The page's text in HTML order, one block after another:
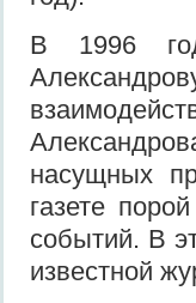
В 1996
насущных
газете
событий. В
известной